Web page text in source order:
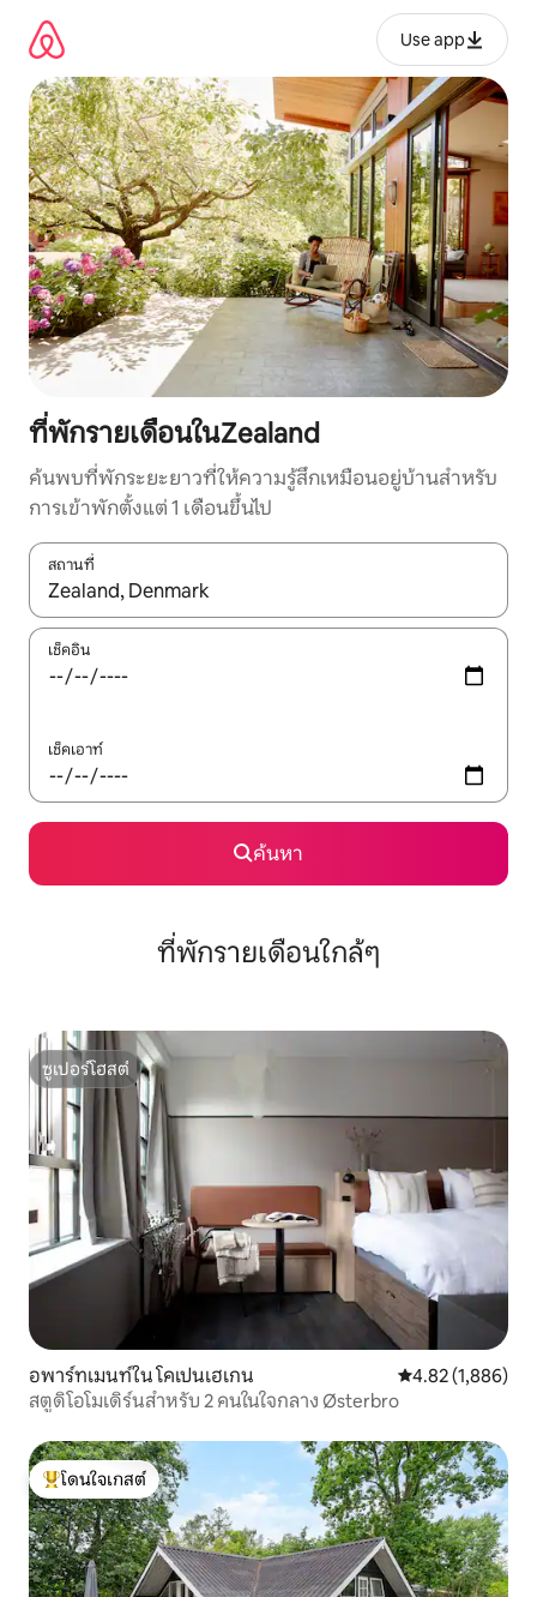
เนื้อหา
Use app
ที่พักรายเดือนในZealand
ค้นพบที่พักระยะยาวที่ให้ความรู้สึกเหมือนอยู่บ้านสำหรับ
การเข้าพักตั้งแต่ 1 เดือนขึ้นไป
สถานที่
ใช้ลูกศรขึ้นลง หรือใช้การสัมผัสหรือปัด เพื่อสำรวจผลการค้นหา
เช็คอิน
เช็คเอาท์
ค้นหา
ที่พักรายเดือนใกล้ๆ
ซูเปอร์โฮสต์
ซูเปอร์โฮสต์
อพาร์ทเมนท์ใน โคเปนเฮเกน คะแนนเฉลี่ย 4.82
4.82 (1,886)
สตูดิโอโมเดิร์นสำหรับ 2 คนในใจกลาง Østerbro
โดนใจเกสต์ที่สุด
โดนใจเกสต์